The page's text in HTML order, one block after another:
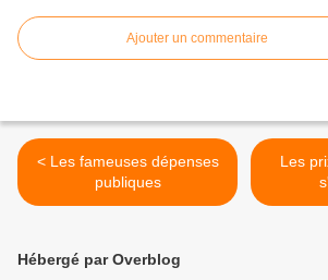
Ajouter un commentaire
< Les fameuses dépenses
publiques
Les
Hébergé par Overblog